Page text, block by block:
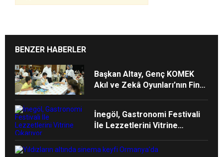
BENZER HABERLER
Başkan Altay, Genç KOMEK
Akıl ve Zekâ Oyunları’nın Final
İnegöl, Gastronomi Festivali
İle Lezzetlerini Vitrine